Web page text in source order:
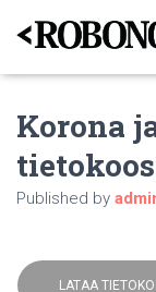
Korona
Published by
LATAA